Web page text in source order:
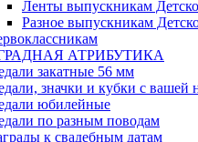
Ленты выпускникам
Разное выпускникам
АТРИБУТИКА
закатные 56 мм
значки и кубки с вашей
юбилейные
по разным поводам
к свадебным датам